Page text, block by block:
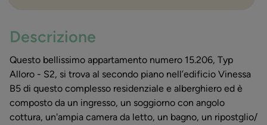
Descrizione
Questo bellissimo appartamento numero 15.206, Typ
Alloro - S2, si trova al secondo piano nell’edificio Vinessa
B5 di questo complesso residenziale e alberghiero ed è
composto da un ingresso, un soggiorno con angolo
cottura, un'ampia camera da letto, un bagno, un ripostglio/